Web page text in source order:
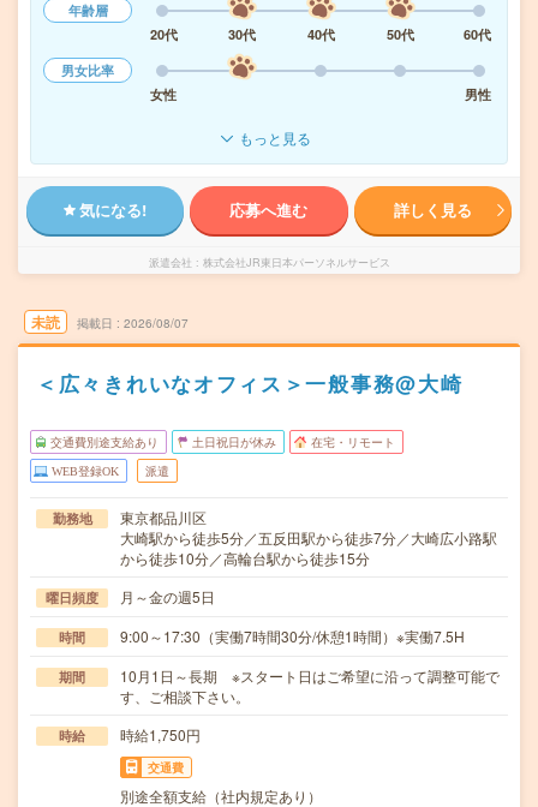
年齢層
20代
30代 40代 50代
60代
男女比率
女性
男性
もっと見る
気になる! 応募へ進む 詳しく見る
派遣会社 株式会社JR東日本パーソネルサービス
未読 掲載日 2026/08/07
＜広々きれいなオフィス＞一般事務@大崎
交通費別途支給あり 土日祝日が休み 在宅・リモート
WEB登録OK 派遣
勤務地
東京都品川区
大崎駅から徒歩5分／五反田駅から徒歩7分／大崎広小路駅
から徒歩10分／高輪台駅から徒歩15分
曜日頻度 月～金の週5日
時間 9:00～17:30（実働7時間30分/休憩1時間）※実働7.5H
期間
10月1日～長期 ※スタート日はご希望に沿って調整可能で
す、ご相談下さい。
時給 時給1,750円
交通費
別途全額支給（社内規定あり）